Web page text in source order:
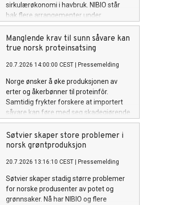
sirkulærøkonomi i havbruk. NIBIO står
bak flere arrangementer under
Arendalsuka 2026.
Manglende krav til sunn såvare kan
true norsk proteinsatsing
20.7.2026 14:00:00 CEST Pressemelding
Norge ønsker å øke produksjonen av
erter og åkerbønner til proteinfôr.
Samtidig frykter forskere at importert
såvare kan føre med seg skadegjørende
sopp og insekter som reduserer
avlingene. Nå undersøker NIBIO
omfanget av problemet og mulige tiltak.
Søtvier skaper store problemer i
norsk grøntproduksjon
20.7.2026 13:16:10 CEST Pressemelding
Søtvier skaper stadig større problemer
for norske produsenter av potet og
grønnsaker. Nå har NIBIO og flere